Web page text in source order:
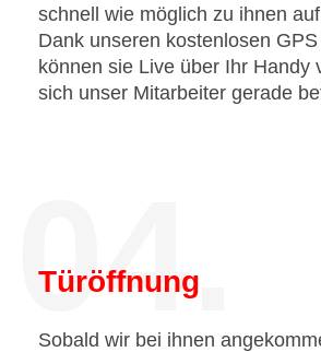
schnell wie möglich zu ihnen
Dank unseren kostenlosen
können sie Live über Ihr Handy
sich unser Mitarbeiter gerade
04.
Türöffnung
Sobald wir bei ihnen